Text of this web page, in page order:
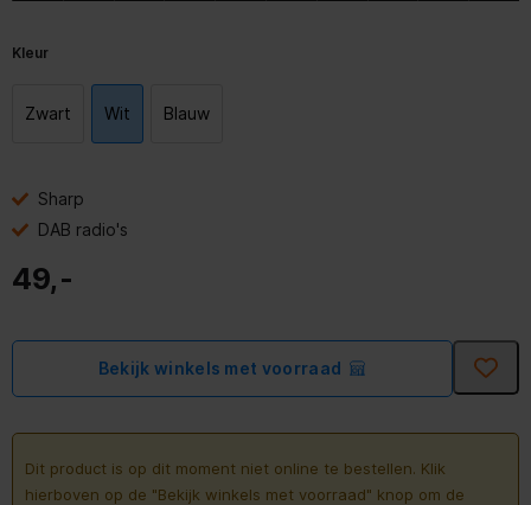
Kleur
Zwart Wit Blauw
Sharp
DAB radio's
49,-
Bekijk winkels met voorraad
Dit product is op dit moment niet online te bestellen. Klik
hierboven op de "Bekijk winkels met voorraad" knop om de